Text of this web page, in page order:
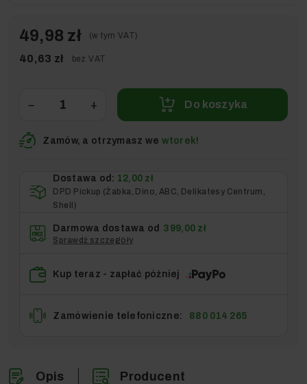
49,98 zł (w tym VAT)
40,63 zł bez VAT
− + Do koszyka
Zamów, a otrzymasz we wtorek!
Dostawa od: 12,00 zł
DPD Pickup (Żabka, Dino, ABC, Delikatesy Centrum,
Shell)
Darmowa dostawa od 399,00 zł
Sprawdź szczegóły
Kup teraz - zapłać później
Zamówienie telefoniczne: 880 014 265
Opis Producent